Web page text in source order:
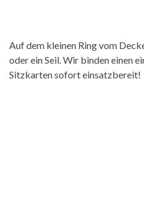
Auf dem kleinen Ring vom
oder ein Seil. Wir binden einen
Sitzkarten sofort einsatzbereit!